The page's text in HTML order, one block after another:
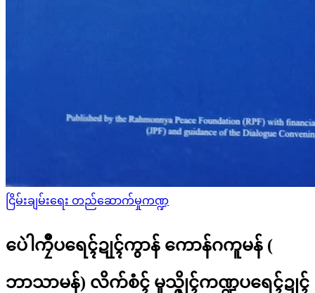
Posted
in
ငြိမ်းချမ်းရေး တည်ဆောက်မှုကဏ္ဍ
ပေဲါကၠဳပရေၚ်ဍုၚ်ကွာန် ကောန်ဂကူမန် (
ဘာသာမန်) လိက်စံၚ် မူသ္ဇိုၚ်ကဏ္ဍပရေၚ်ဍုၚ်